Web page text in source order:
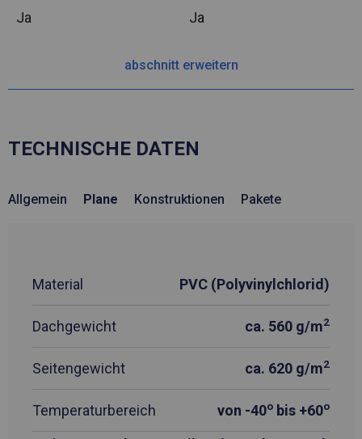
Ja Ja
abschnitt erweitern
TECHNISCHE DATEN
Allgemein Plane Konstruktionen Pakete
Material PVC (Polyvinylchlorid)
Dachgewicht ca. 560 g/m2
Seitengewicht ca. 620 g/m2
Temperaturbereich von -40o bis +60o